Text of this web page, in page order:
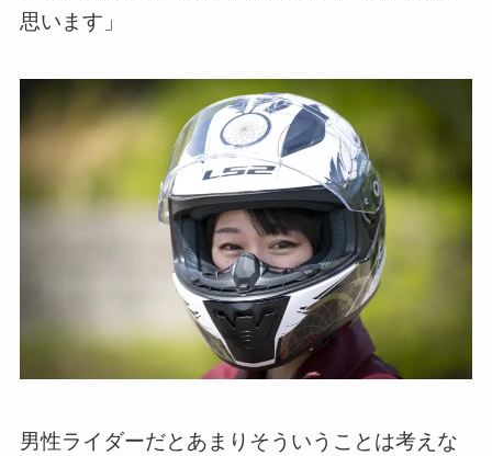
思います」
男性ライダーだとあまりそういうことは考えな